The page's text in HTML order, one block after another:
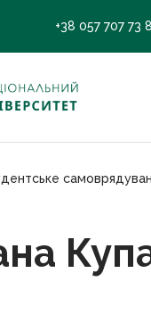
+38 057 707 73